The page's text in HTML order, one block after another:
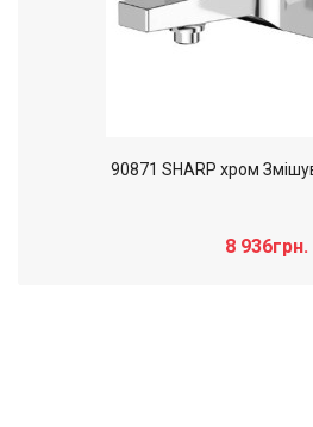
90871 SHARP хром
8 936грн.